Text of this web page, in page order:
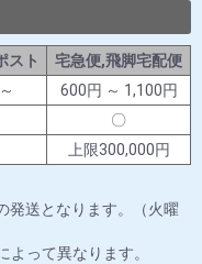
スト
宅急便,飛脚宅配便
600円 ～ 1,100円
〇
上限300,000円
発送となります。（火曜
って異なります。